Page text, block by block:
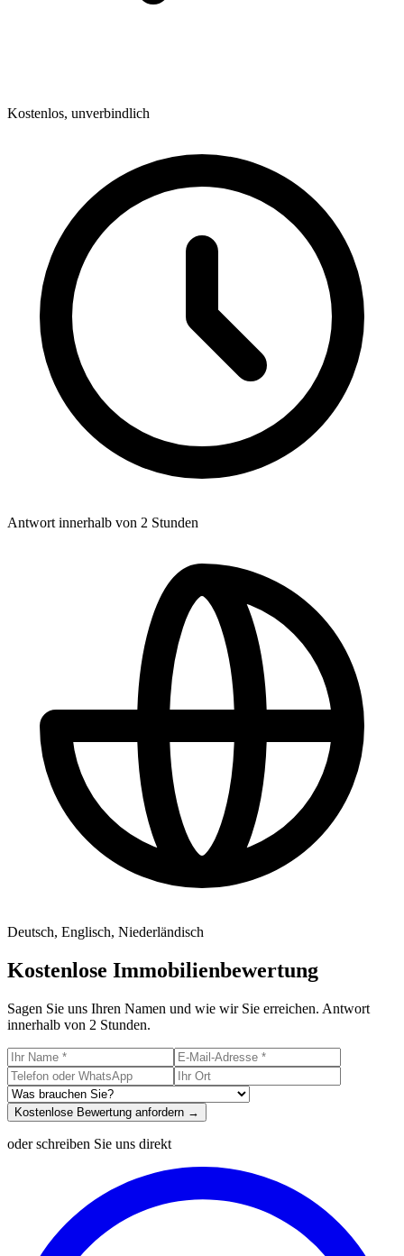
Kostenlos, unverbindlich
Antwort innerhalb von 2 Stunden
Deutsch, Englisch, Niederländisch
Kostenlose Immobilienbewertung
Sagen Sie uns Ihren Namen und wie wir Sie erreichen. Antwort
innerhalb von 2 Stunden.
Kostenlose Bewertung anfordern →
oder schreiben Sie uns direkt